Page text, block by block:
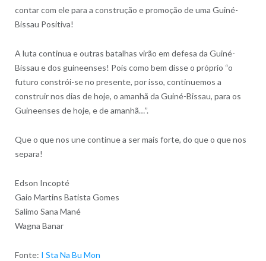
contar com ele para a construção e promoção de uma Guiné-
Bissau Positiva!
A luta continua e outras batalhas virão em defesa da Guiné-
Bissau e dos guineenses! Pois como bem disse o próprio “o
futuro constrói-se no presente, por isso, continuemos a
construir nos dias de hoje, o amanhã da Guiné-Bissau, para os
Guineenses de hoje, e de amanhã…”.
Que o que nos une continue a ser mais forte, do que o que nos
separa!
Edson Incopté
Gaio Martins Batista Gomes
Salimo Sana Mané
Wagna Banar
Fonte: I Sta Na Bu Mon